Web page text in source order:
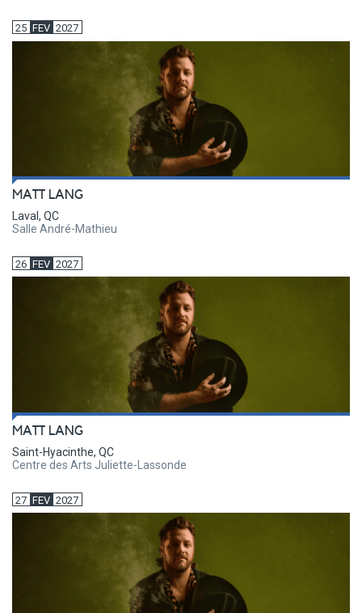
25 FEV 2027
MATT LANG
Laval, QC
Salle André-Mathieu
26 FEV 2027
MATT LANG
Saint-Hyacinthe, QC
Centre des Arts Juliette-Lassonde
27 FEV 2027